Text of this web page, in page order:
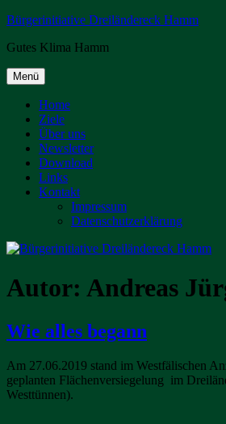
Zum
springen
Bürgerinitiative Dreiländereck Hamm
Gutes Klima Hamm
Menü
Home
Ziele
Über uns
Newsletter
Download
Links
Kontakt
Impressum
Datenschutzerklärung
Autor: Andreas
Wie alles begann
Am 27.06.2019 stand im Westfälischen
geplanten Flächenversiegelung im
Westtünnen).